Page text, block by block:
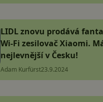
LIDL znovu prodává
Wi-Fi zesilovač Xiaomi.
nejlevnější v Česku!
Adam Kurfürst23.9.2024